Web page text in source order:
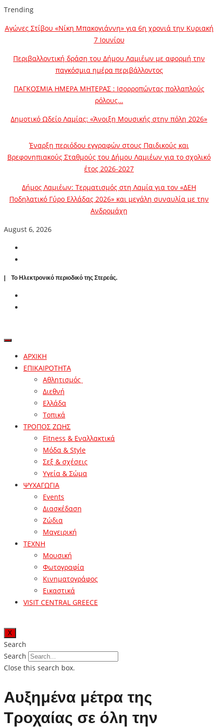
Trending
Αγώνες Στίβου «Νίκη Μπακογιάννη» για 6η χρονιά την Κυριακή
7 Ιουνίου
Περιβαλλοντική δράση του Δήμου Λαμιέων με αφορμή την
παγκόσμια ημέρα περιβάλλοντος
ΠΑΓΚΟΣΜΙΑ ΗΜΕΡΑ ΜΗΤΕΡΑΣ : Ισορροπώντας πολλαπλούς
ρόλους…
Δημοτικό Ωδείο Λαμίας: «Άνοιξη Μουσικής στην πόλη 2026»
Έναρξη περιόδου εγγραφών στους Παιδικούς και
Βρεφονηπιακούς Σταθμούς του Δήμου Λαμιέων για το σχολικό
έτος 2026-2027
Δήμος Λαμιέων: Τερματισμός στη Λαμία για τον «ΔΕΗ
Ποδηλατικό Γύρο Ελλάδας 2026» και μεγάλη συναυλία με την
Ανδρομάχη
August 6, 2026
| To Ηλεκτρονικό περιοδικό της Στερεάς.
ΑΡΧΙΚΗ
ΕΠΙΚΑΙΡΟΤΗΤΑ
Αθλητισμός
Διεθνή
Ελλάδα
Τοπικά
ΤΡΟΠΟΣ ΖΩΗΣ
Fitness & Εναλλακτικά
Μόδα & Style
Σεξ & σχέσεις
Υγεία & Σώμα
ΨΥΧΑΓΩΓΙΑ
Events
Διασκέδαση
Ζώδια
Μαγειρική
ΤΕΧΝΗ
Μουσική
Φωτογραφία
Κινηματογράφος
Εικαστικά
VISIT CENTRAL GREECE
X
Search
Search
Close this search box.
Αυξημένα μέτρα της
Τροχαίας σε όλη την